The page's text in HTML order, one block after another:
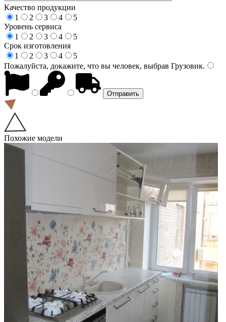
Качество продукции
1
2 3 4
5
Уровень сервиса
1
2 3 4
5
Срок изготовления
1
2 3 4
5
Пожалуйста, докажите, что вы человек, выбрав Грузовик.
Похожие модели